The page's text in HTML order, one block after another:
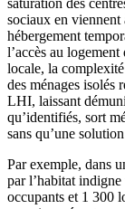
saturation des
sociaux en viennent
hébergement
l’accès au
locale, la
des ménages isolés
LHI, laissant
qu’identifiés, sort
sans qu’une
Par exemple, dans
par l’habitat
occupants et 1 300